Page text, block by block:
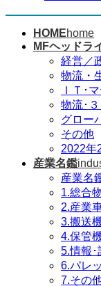
HOMEhome
MFヘッドラ
経営／
物流・
ＩＴ･
物流･３
グロー
その他
2022年
産業名鑑
産業名
1.総合
2.産業
3.搬送
4.保管
5.情報･
6.パレ
7.その